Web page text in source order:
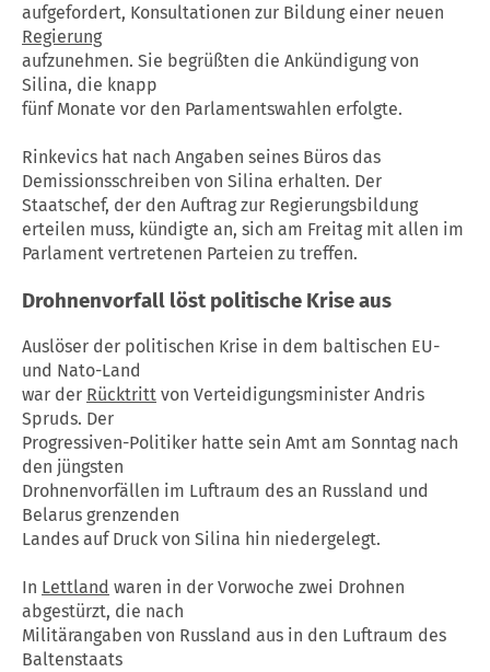
aufgefordert, Konsultationen zur Bildung einer neuen
Regierung
aufzunehmen. Sie begrüßten die Ankündigung von
Silina, die knapp
fünf Monate vor den Parlamentswahlen erfolgte.
Rinkevics hat nach Angaben seines Büros das
Demissionsschreiben von Silina erhalten. Der
Staatschef, der den Auftrag zur Regierungsbildung
erteilen muss, kündigte an, sich am Freitag mit allen im
Parlament vertretenen Parteien zu treffen.
Drohnenvorfall löst politische Krise aus
Auslöser der politischen Krise in dem baltischen EU-
und Nato-Land
war der Rücktritt von Verteidigungsminister Andris
Spruds. Der
Progressiven-Politiker hatte sein Amt am Sonntag nach
den jüngsten
Drohnenvorfällen im Luftraum des an Russland und
Belarus grenzenden
Landes auf Druck von Silina hin niedergelegt.
In Lettland waren in der Vorwoche zwei Drohnen
abgestürzt, die nach
Militärangaben von Russland aus in den Luftraum des
Baltenstaats